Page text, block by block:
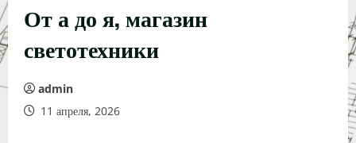
От а до я, магазин
светотехники
admin
11 апреля, 2026